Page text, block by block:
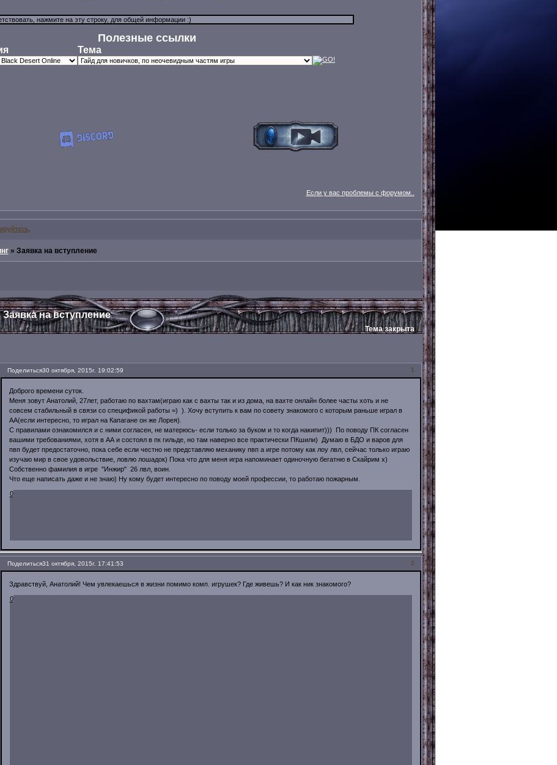
Полезные ссылки
Тема
Если у вас проблемы с форумом..
» Заявка на вступление
Заявка на вступление
Тема закрыта
Поделиться 1
30 октября, 2015г. 19:02:59
Доброго времени суток.
Меня зовут Анатолий, 27лет, работаю по вахтам(играю как с вахты так и из дома, на вахте онлайн более часты хоть и не
совсем стабильный в связи со спецификой работы =) ). Хочу вступить к вам по совету знакомого с которым раньше играл в
АА(если интересно, то играл на Капагане он же Лорея).
С правилами ознакомился и с ними согласен, не матерюсь- если только за буком и то когда накипит))) По поводу ПК согласен
вашими требованиями, хотя в АА и состоял в пк гильде, но там наверно все практически ПКшили) Думаю в БДО и варов для
пвп будет предостаточно, пока себе если честно не представляю механику пвп а игре потому как лоу лвл, сейчас только играю
изучаю мир в свое удовольствие, ловлю лошадок) Пока что для меня игра напоминает одиночную бегатню в Скайрим х)
Собственно фамилия в игре "Инжир" 26 лвл, воин.
Что еще написать даже и не знаю) Ну кому будет интересно по поводу моей профессии, то работаю пожарным.
0
Поделиться 2
31 октября, 2015г. 17:41:53
Здравствуй, Анатолий! Чем увлекаешься в жизни помимо комп. игрушек? Где живешь? И как ник знакомого?
0